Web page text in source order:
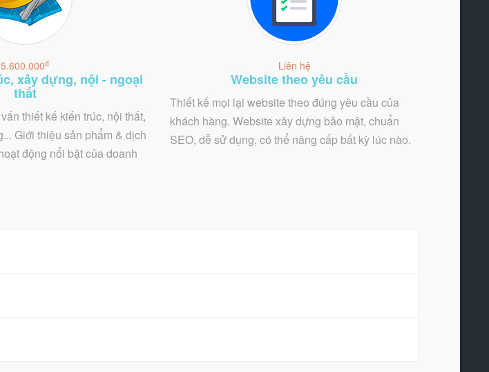
5.600.000đ
xây dựng, nội - ngoại
thất
thiết kế kiến trúc, nội thất,
Giới thiệu sản phẩm & dịch
động nổi bật của doanh
Liên hệ
Website theo yêu cầu
Thiết kế mọi lại website theo đúng yêu cầu của
khách hàng. Website xây dựng bảo mật, chuẩn
SEO, dễ sử dụng, có thể nâng cấp bất kỳ lúc nào.